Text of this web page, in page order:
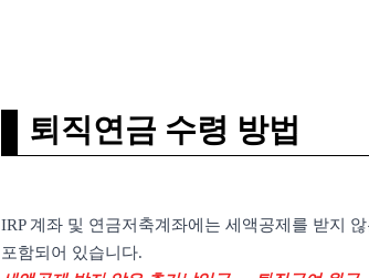
퇴직연금 수령 방법
IRP 계좌 및 연금저축계좌에는 세액공제를 받지
포함되어 있습니다.